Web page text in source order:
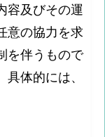
容及びその運
意の協力を求
を伴うもので
体的には、